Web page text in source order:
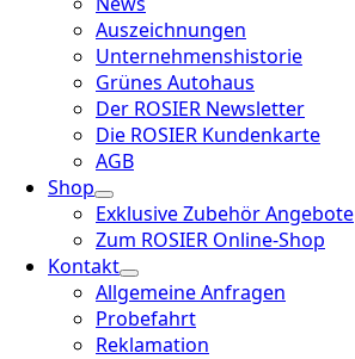
Auszeichnungen
Unternehmenshistorie
Grünes Autohaus
Der ROSIER Newsletter
Die ROSIER Kundenkarte
AGB
Shop
Exklusive Zubehör Angebote
Zum ROSIER Online-Shop
Kontakt
Allgemeine Anfragen
Probefahrt
Reklamation